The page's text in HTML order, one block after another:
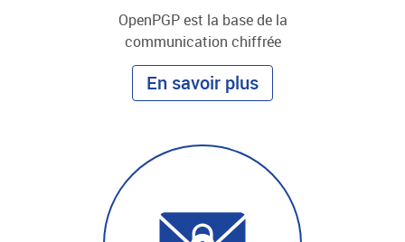
OpenPGP est la base de la
communication chiffrée
En savoir plus